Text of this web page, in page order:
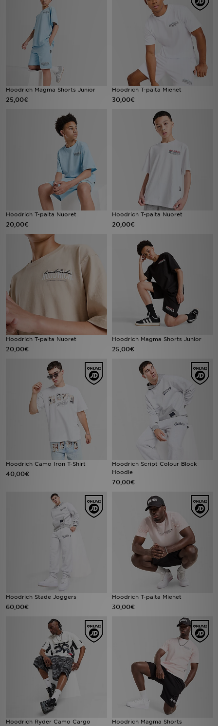
Hoodrich Magma Shorts Junior
25,00€
Hoodrich T-paita Miehet
30,00€
Hoodrich T-paita Nuoret
20,00€
Hoodrich T-paita Nuoret
20,00€
Hoodrich T-paita Nuoret
20,00€
Hoodrich Magma Shorts Junior
25,00€
Hoodrich Camo Iron T-Shirt
40,00€
Hoodrich Script Colour Block
Hoodie
70,00€
Hoodrich Stade Joggers
60,00€
Hoodrich T-paita Miehet
30,00€
Hoodrich Ryder Camo Cargo
Hoodrich Magma Shorts
Lataa JD-sovellus
Minun JD
Minun viestini
Asiakaspalvelu ja tietoa